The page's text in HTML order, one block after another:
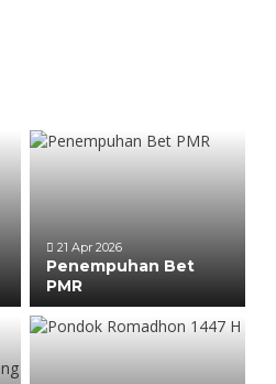
21 Apr 2026
Penempuhan Bet
PMR